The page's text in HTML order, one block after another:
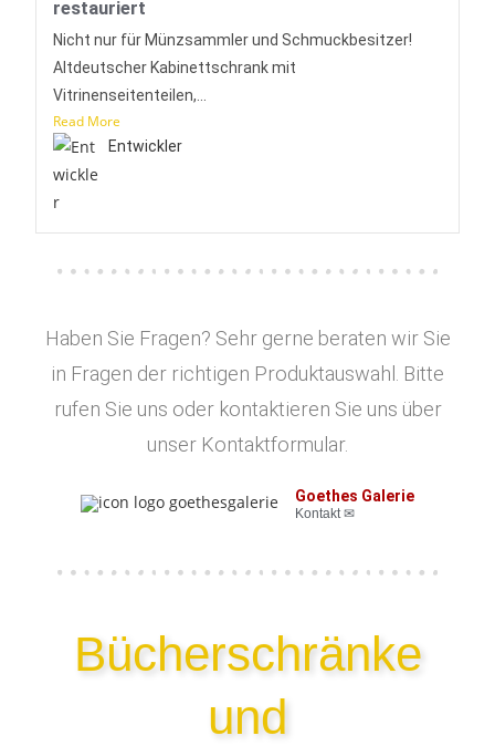
restauriert
Nicht nur für Münzsammler und Schmuckbesitzer!
Altdeutscher Kabinettschrank mit
Vitrinenseitenteilen,...
Read More
Entwickler
Haben Sie Fragen? Sehr gerne beraten wir Sie
in Fragen der richtigen Produktauswahl. Bitte
rufen Sie uns oder kontaktieren Sie uns über
unser Kontaktformular.
Goethes Galerie
Kontakt ✉
Bücherschränke
und